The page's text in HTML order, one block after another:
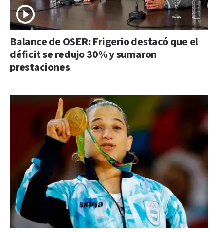
Balance de OSER: Frigerio destacó que el
déficit se redujo 30% y sumaron
prestaciones